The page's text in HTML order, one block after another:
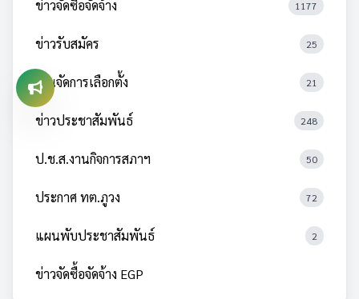
ข่าวจัดซื้อจัดจ้าง 1177
ข่าวรับสมัคร 25
งานจัดการเลือกตั้ง 21
ข่าวประชาสัมพันธ์ 248
ป.ช.ส.งานกิจการสภาฯ 50
ประกาศ ทต.ภูวง 72
แผนพับประชาสัมพันธ์ 2
ข่าวจัดซื้อจัดจ้าง EGP